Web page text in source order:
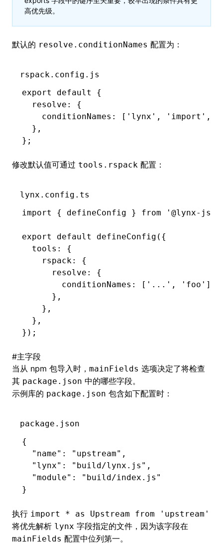
高优先级。
默认的 resolve.conditionNames 配置为：
rspack.config.js
export
default
{
  resolve
:
{
    conditionNames
: [ 'lynx' , 'import' ,
  }
,
};
修改默认值可通过 tools.rspack 配置：
lynx.config.ts
import
{ defineConfig } from '@lynx-js/
export default defineConfig ({
  tools
:
{
    rspack
:
{
      resolve
:
{
        conditionNames
: [ '...' , 'foo' ]
      }
,
    }
,
  }
,
});
#主字段
当从 npm 包导入时， mainFields 选项决定了将检查
其 package.json 中的哪些字段。
示例库的 package.json 包含如下配置时：
package.json
{
  "name"
: "upstream" ,
  "lynx"
: "build/lynx.js" ,
  "module"
:
"build/index.js"
}
执行 import * as Upstream from 'upstream'
将优先解析 lynx 字段指定的文件，因为该字段在
mainFields 配置中位列第一。